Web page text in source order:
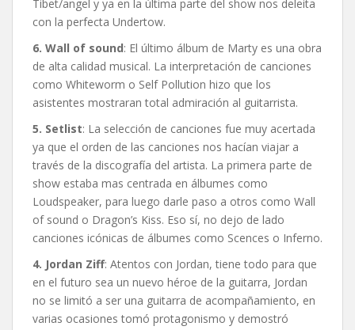
Tibet/angel y ya en la última parte del show nos deleita
con la perfecta Undertow.
6. Wall of sound: El último álbum de Marty es una obra
de alta calidad musical. La interpretación de canciones
como Whiteworm o Self Pollution hizo que los
asistentes mostraran total admiración al guitarrista.
5. Setlist: La selección de canciones fue muy acertada
ya que el orden de las canciones nos hacían viajar a
través de la discografía del artista. La primera parte de
show estaba mas centrada en álbumes como
Loudspeaker, para luego darle paso a otros como Wall
of sound o Dragon’s Kiss. Eso sí, no dejo de lado
canciones icónicas de álbumes como Scences o Inferno.
4. Jordan Ziff: Atentos con Jordan, tiene todo para que
en el futuro sea un nuevo héroe de la guitarra, Jordan
no se limitó a ser una guitarra de acompañamiento, en
varias ocasiones tomó protagonismo y demostró